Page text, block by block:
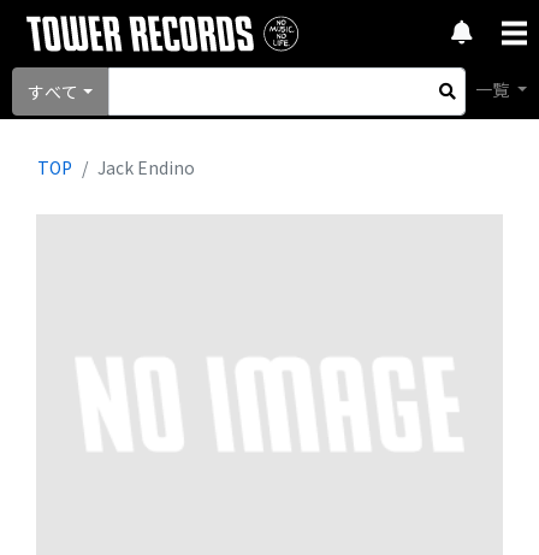
すべて 一覧
TOP Jack Endino